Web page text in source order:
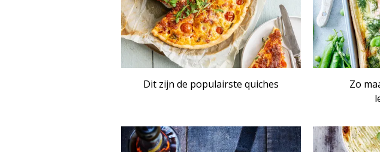
Dit zijn de populairste quiches
Zo